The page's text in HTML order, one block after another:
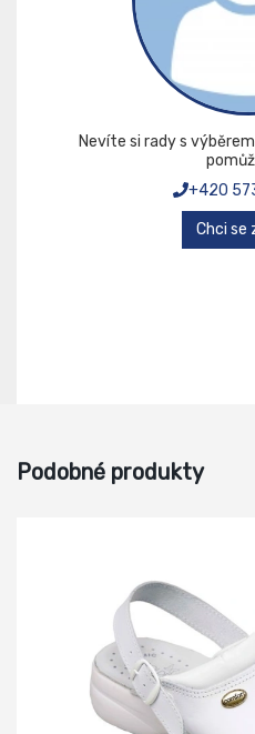
Nevíte si rady s
+420
Chci se
Podobné produkty